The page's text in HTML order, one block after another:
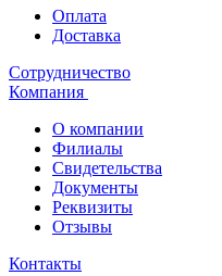
Оплата
Доставка
Сотрудничество
Компания
О компании
Филиалы
Свидетельства
Документы
Реквизиты
Отзывы
Контакты